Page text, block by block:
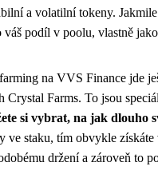
a volatilní tokeny.
podíl v poolu, vlastně
na VVS Finance jde
Crystal Farms. To jsou
si vybrat, na jak dlouho
ve staku, tím obvykle
držení a zároveň to